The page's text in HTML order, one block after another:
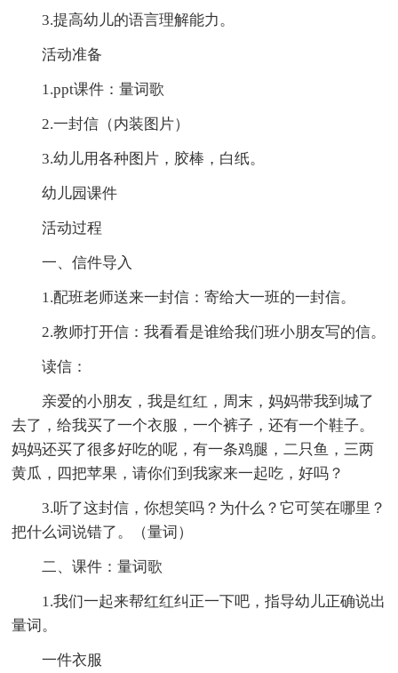
3.提高幼儿的语言理解能力。
活动准备
1.ppt课件：量词歌
2.一封信（内装图片）
3.幼儿用各种图片，胶棒，白纸。
幼儿园课件
活动过程
一、信件导入
1.配班老师送来一封信：寄给大一班的一封信。
2.教师打开信：我看看是谁给我们班小朋友写的信。
读信：
亲爱的小朋友，我是红红，周末，妈妈带我到城了
去了，给我买了一个衣服，一个裤子，还有一个鞋子。
妈妈还买了很多好吃的呢，有一条鸡腿，二只鱼，三两
黄瓜，四把苹果，请你们到我家来一起吃，好吗？
3.听了这封信，你想笑吗？为什么？它可笑在哪里？
把什么词说错了。（量词）
二、课件：量词歌
1.我们一起来帮红红纠正一下吧，指导幼儿正确说出
量词。
一件衣服